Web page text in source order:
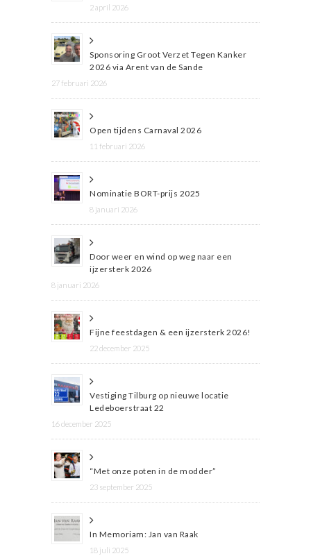
2 april 2026
Sponsoring Groot Verzet Tegen Kanker
2026 via Arent van de Sande
27 februari 2026
Open tijdens Carnaval 2026
11 februari 2026
Nominatie BORT-prijs 2025
8 januari 2026
Door weer en wind op weg naar een
ijzersterk 2026
8 januari 2026
Fijne feestdagen & een ijzersterk 2026!
22 december 2025
Vestiging Tilburg op nieuwe locatie
Ledeboerstraat 22
16 december 2025
“Met onze poten in de modder”
23 september 2025
In Memoriam: Jan van Raak
18 juli 2025